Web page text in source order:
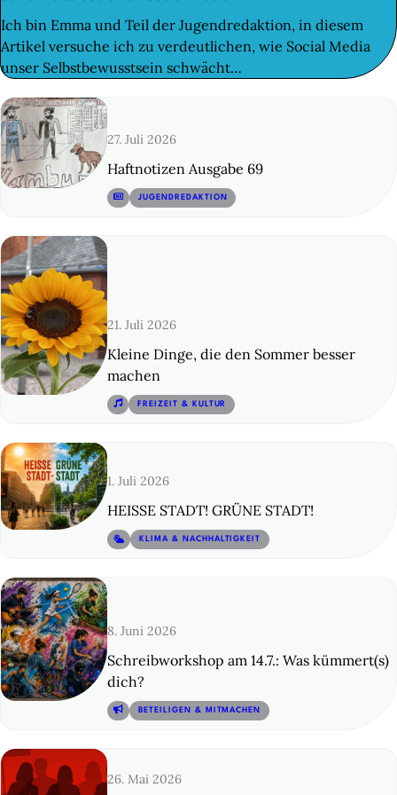
Ich bin Emma und Teil der Jugendredaktion, in diesem
Artikel versuche ich zu verdeutlichen, wie Social Media
unser Selbstbewusstsein schwächt…
27. Juli 2026
Haftnotizen Ausgabe 69
JUGENDREDAKTION
21. Juli 2026
Kleine Dinge, die den Sommer besser
machen
FREIZEIT & KULTUR
1. Juli 2026
HEISSE STADT! GRÜNE STADT!
KLIMA & NACHHALTIGKEIT
8. Juni 2026
Schreibworkshop am 14.7.: Was kümmert(s)
dich?
BETEILIGEN & MITMACHEN
26. Mai 2026